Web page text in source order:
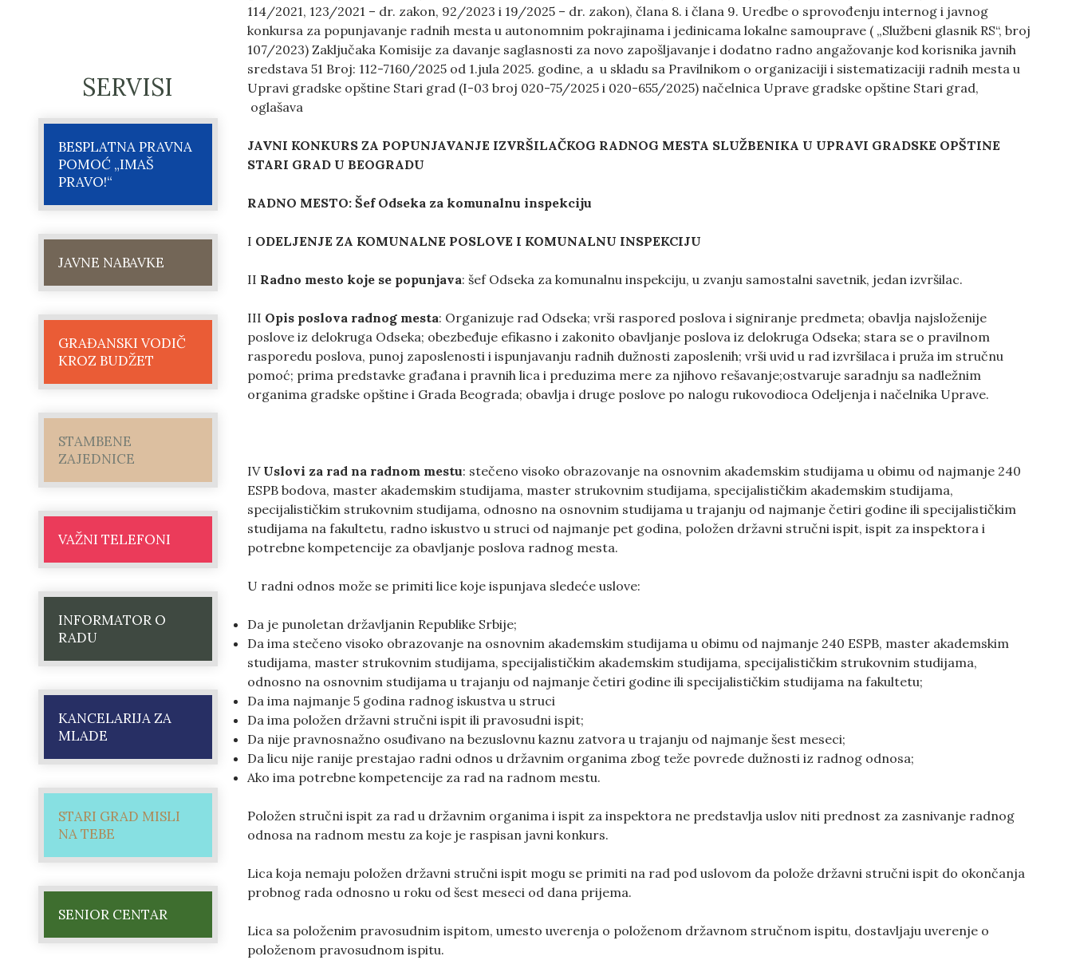
SERVISI
BESPLATNA PRAVNA
POMOĆ „IMAŠ
PRAVO!“
JAVNE NABAVKE
GRAĐANSKI VODIČ
KROZ BUDŽET
STAMBENE
ZAJEDNICE
VAŽNI TELEFONI
INFORMATOR O
RADU
KANCELARIJA ZA
MLADE
STARI GRAD MISLI
NA TEBE
SENIOR CENTAR
114/2021, 123/2021 – dr. zakon, 92/2023 i 19/2025 – dr. zakon), člana 8. i člana 9. Uredbe o sprovođenju internog i javnog
konkursa za popunjavanje radnih mesta u autonomnim pokrajinama i jedinicama lokalne samouprave ( „Službeni glasnik RS“, broj
107/2023) Zaključaka Komisije za davanje saglasnosti za novo zapošljavanje i dodatno radno angažovanje kod korisnika javnih
sredstava 51 Broj: 112-7160/2025 od 1.jula 2025. godine, a u skladu sa Pravilnikom o organizaciji i sistematizaciji radnih mesta u
Upravi gradske opštine Stari grad (I-03 broj 020-75/2025 i 020-655/2025) načelnica Uprave gradske opštine Stari grad,
oglašava
JAVNI KONKURS ZA POPUNJAVANJE IZVRŠILAČKOG RADNOG MESTA SLUŽBENIKA U UPRAVI GRADSKE OPŠTINE
STARI GRAD U BEOGRADU
RADNO MESTO:Šef Odseka za komunalnu inspekciju
I ODELJENJE ZA KOMUNALNE POSLOVE I KOMUNALNU INSPEKCIJU
II Radno mesto koje se popunjava: šef Odseka za komunalnu inspekciju, u zvanju samostalni savetnik, jedan izvršilac.
III Opis poslova radnog mesta: Organizuje rad Odseka; vrši raspored poslova i signiranje predmeta; obavlja najsloženije
poslove iz delokruga Odseka; obezbeđuje efikasno i zakonito obavljanje poslova iz delokruga Odseka; stara se o pravilnom
rasporedu poslova, punoj zaposlenosti i ispunjavanju radnih dužnosti zaposlenih; vrši uvid u rad izvršilaca i pruža im stručnu
pomoć; prima predstavke građana i pravnih lica i preduzima mere za njihovo rešavanje;ostvaruje saradnju sa nadležnim
organima gradske opštine i Grada Beograda; obavlja i druge poslove po nalogu rukovodioca Odeljenja i načelnika Uprave.
IV Uslovi za rad na radnom mestu: stečeno visoko obrazovanje na osnovnim akademskim studijama u obimu od najmanje 240
ESPB bodova, master akademskim studijama, master strukovnim studijama, specijalističkim akademskim studijama,
specijalističkim strukovnim studijama, odnosno na osnovnim studijama u trajanju od najmanje četiri godine ili specijalističkim
studijama na fakultetu, radno iskustvo u struci od najmanje pet godina, položen državni stručni ispit, ispit za inspektora i
potrebne kompetencije za obavljanje poslova radnog mesta.
U radni odnos može se primiti lice koje ispunjava sledeće uslove:
Da je punoletan državljanin Republike Srbije;
Da ima stečeno visoko obrazovanje na osnovnim akademskim studijama u obimu od najmanje 240 ESPB, master akademskim
studijama, master strukovnim studijama, specijalističkim akademskim studijama, specijalističkim strukovnim studijama,
odnosno na osnovnim studijama u trajanju od najmanje četiri godine ili specijalističkim studijama na fakultetu;
Da ima najmanje 5 godina radnog iskustva u struci
Da ima položen državni stručni ispit ili pravosudni ispit;
Da nije pravnosnažno osuđivano na bezuslovnu kaznu zatvora u trajanju od najmanje šest meseci;
Da licu nije ranije prestajao radni odnos u državnim organima zbog teže povrede dužnosti iz radnog odnosa;
Ako ima potrebne kompetencije za rad na radnom mestu.
Položen stručni ispit za rad u državnim organima i ispit za inspektora ne predstavlja uslov niti prednost za zasnivanje radnog
odnosa na radnom mestu za koje je raspisan javni konkurs.
Lica koja nemaju položen državni stručni ispit mogu se primiti na rad pod uslovom da polože državni stručni ispit do okončanja
probnog rada odnosno u roku od šest meseci od dana prijema.
Lica sa položenim pravosudnim ispitom, umesto uverenja o položenom državnom stručnom ispitu, dostavljaju uverenje o
položenom pravosudnom ispitu.